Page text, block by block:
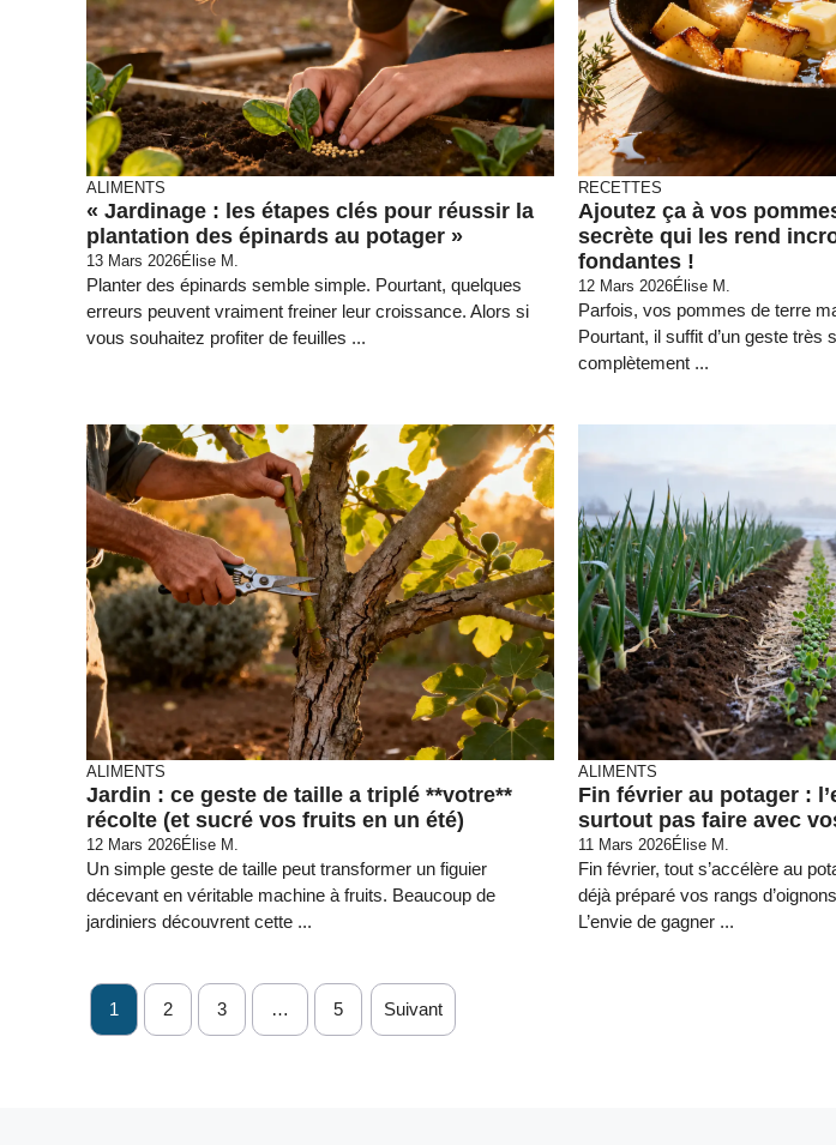
ALIMENTS
« Jardinage : les étapes clés pour réussir la
plantation des épinards au potager »
13 Mars 2026Élise M.
Planter des épinards semble simple. Pourtant, quelques
erreurs peuvent vraiment freiner leur croissance. Alors si
vous souhaitez profiter de feuilles ...
RECETTES
Ajoutez ça à vos
secrète qui les rend
fondantes !
12 Mars 2026Élise M.
Parfois, vos pommes de terre
Pourtant, il suffit d’un geste très
complètement ...
ALIMENTS
Jardin : ce geste de taille a triplé **votre**
récolte (et sucré vos fruits en un été)
12 Mars 2026Élise M.
Un simple geste de taille peut transformer un figuier
décevant en véritable machine à fruits. Beaucoup de
jardiniers découvrent cette ...
ALIMENTS
Fin février au potager :
surtout pas faire avec
11 Mars 2026Élise M.
Fin février, tout s’accélère au
déjà préparé vos rangs
L’envie de gagner ...
1 2 3 … 5 Suivant